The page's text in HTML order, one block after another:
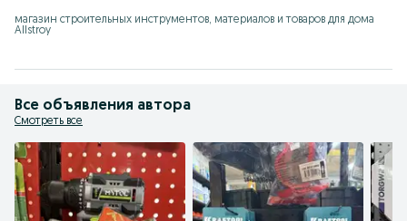
магазин строительных инструментов, материалов и товаров для дома
Allstroy
Все объявления автора
Смотреть все